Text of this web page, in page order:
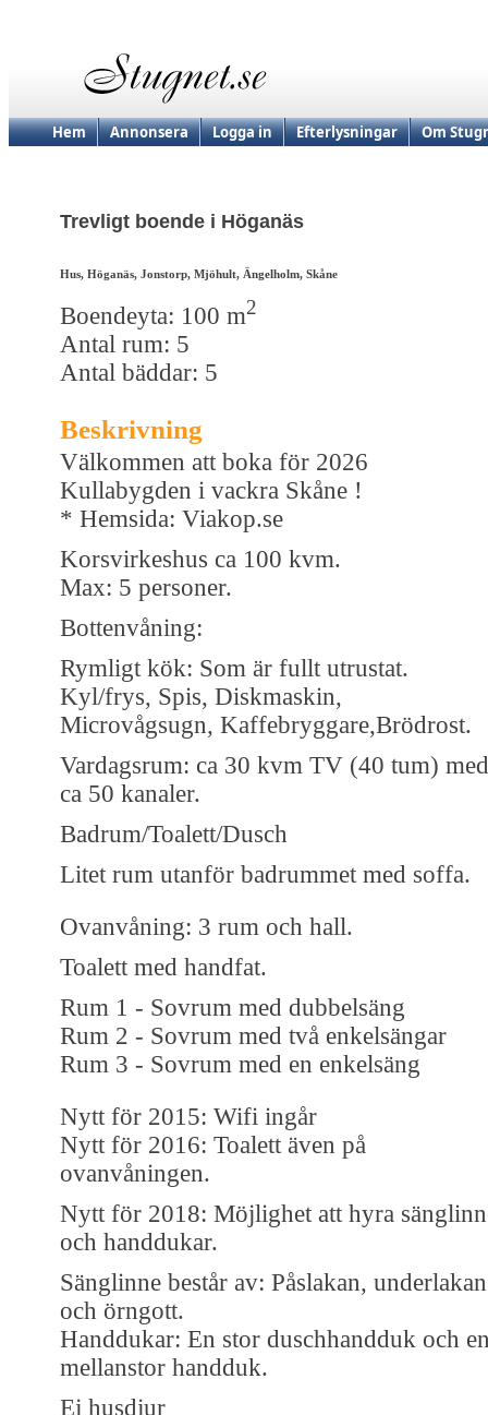
Hem Annonsera Logga in Efterlysningar Om
Trevligt boende i Höganäs
Hus, Höganäs, Jonstorp, Mjöhult, Ängelholm, Skåne
Boendeyta: 100 m2
Antal rum: 5
Antal bäddar: 5
Beskrivning
Välkommen att boka för 2026
Kullabygden i vackra Skåne !
* Hemsida: Viakop.se
Korsvirkeshus ca 100 kvm.
Max: 5 personer.
Bottenvåning:
Rymligt kök: Som är fullt utrustat.
Kyl/frys, Spis, Diskmaskin,
Microvågsugn, Kaffebryggare,Brödrost.
Vardagsrum: ca 30 kvm TV (40 tum) med
ca 50 kanaler.
Badrum/Toalett/Dusch
Litet rum utanför badrummet med soffa.
Ovanvåning: 3 rum och hall.
Toalett med handfat.
Rum 1 - Sovrum med dubbelsäng
Rum 2 - Sovrum med två enkelsängar
Rum 3 - Sovrum med en enkelsäng
Nytt för 2015: Wifi ingår
Nytt för 2016: Toalett även på
ovanvåningen.
Nytt för 2018: Möjlighet att hyra
och handdukar.
Sänglinne består av: Påslakan, underlakan
och örngott.
Handdukar: En stor duschhandduk och
mellanstor handduk.
Ej husdjur